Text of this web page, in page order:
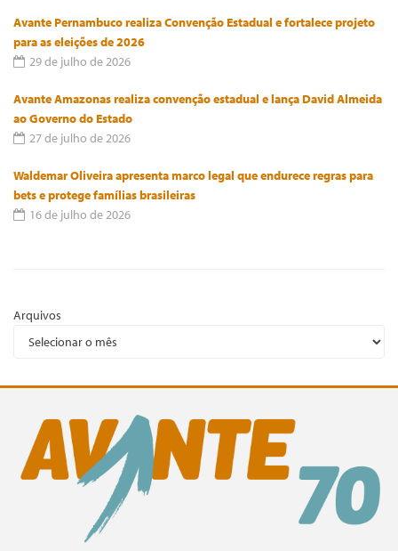
Avante Pernambuco realiza Convenção Estadual e fortalece projeto
para as eleições de 2026
29 de julho de 2026
Avante Amazonas realiza convenção estadual e lança David Almeida
ao Governo do Estado
27 de julho de 2026
Waldemar Oliveira apresenta marco legal que endurece regras para
bets e protege famílias brasileiras
16 de julho de 2026
Arquivos